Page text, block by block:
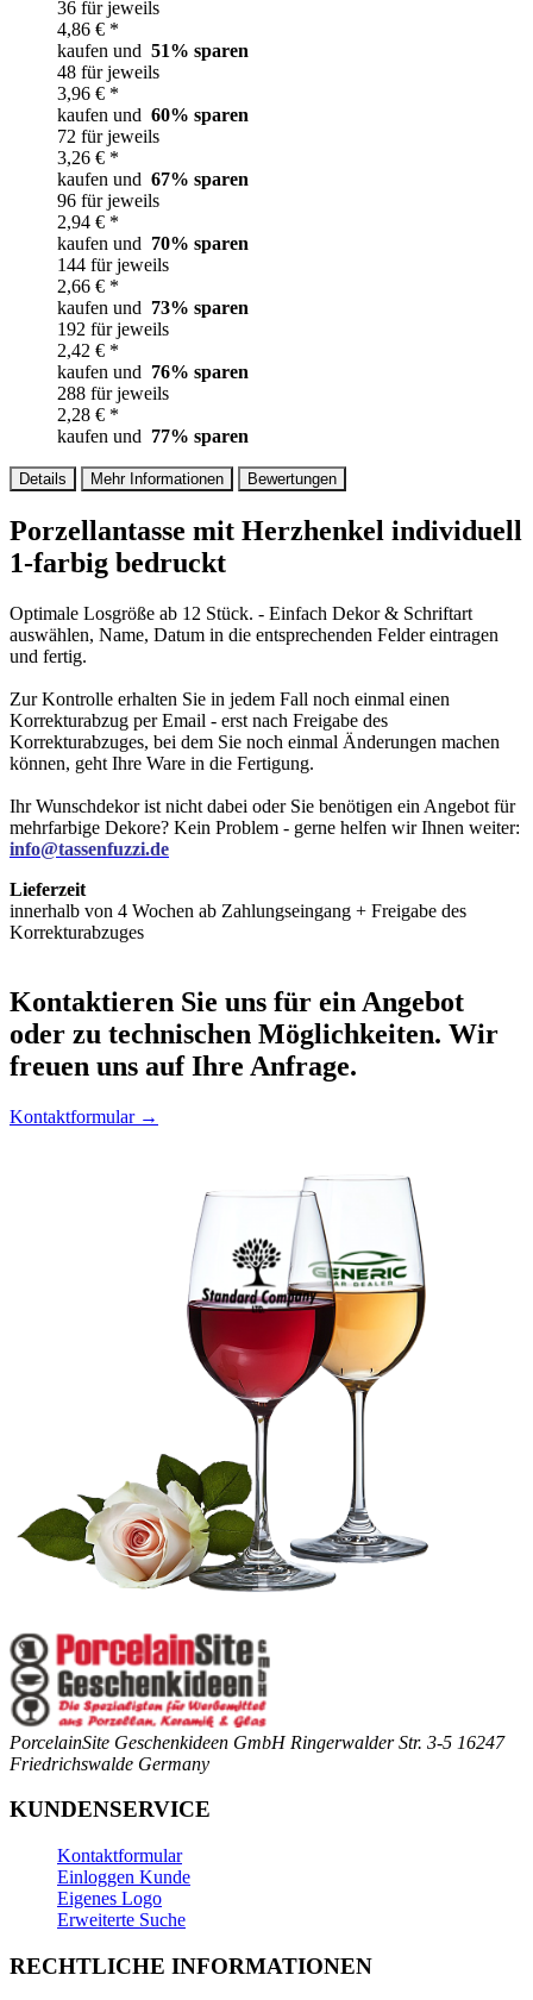
36 für jeweils
4,86 € *
kaufen und 51% sparen
48 für jeweils
3,96 € *
kaufen und 60% sparen
72 für jeweils
3,26 € *
kaufen und 67% sparen
96 für jeweils
2,94 € *
kaufen und 70% sparen
144 für jeweils
2,66 € *
kaufen und 73% sparen
192 für jeweils
2,42 € *
kaufen und 76% sparen
288 für jeweils
2,28 € *
kaufen und 77% sparen
Details Mehr Informationen Bewertungen
Porzellantasse mit Herzhenkel individuell
1-farbig bedruckt
Optimale Losgröße ab 12 Stück. - Einfach Dekor & Schriftart
auswählen, Name, Datum in die entsprechenden Felder eintragen
und fertig.
Zur Kontrolle erhalten Sie in jedem Fall noch einmal einen
Korrekturabzug per Email - erst nach Freigabe des
Korrekturabzuges, bei dem Sie noch einmal Änderungen machen
können, geht Ihre Ware in die Fertigung.
Ihr Wunschdekor ist nicht dabei oder Sie benötigen ein Angebot für
mehrfarbige Dekore? Kein Problem - gerne helfen wir Ihnen weiter:
info@tassenfuzzi.de
Lieferzeit
innerhalb von 4 Wochen ab Zahlungseingang + Freigabe des
Korrekturabzuges
Kontaktieren Sie uns für ein Angebot
oder zu technischen Möglichkeiten. Wir
freuen uns auf Ihre Anfrage.
Kontaktformular →
PorcelainSite Geschenkideen GmbH Ringerwalder Str. 3-5 16247
Friedrichswalde Germany
KUNDENSERVICE
Kontaktformular
Einloggen Kunde
Eigenes Logo
Erweiterte Suche
RECHTLICHE INFORMATIONEN